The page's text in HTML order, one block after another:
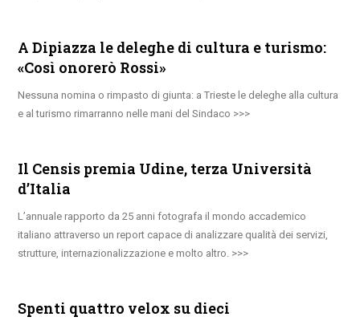
A Dipiazza le deleghe di cultura e turismo:
«Così onorerò Rossi»
Nessuna nomina o rimpasto di giunta: a Trieste le deleghe alla cultura
e al turismo rimarranno nelle mani del Sindaco
Il Censis premia Udine, terza Università
d’Italia
L’annuale rapporto da 25 anni fotografa il mondo accademico
italiano attraverso un report capace di analizzare qualità dei servizi,
strutture, internazionalizzazione e molto altro.
Spenti quattro velox su dieci